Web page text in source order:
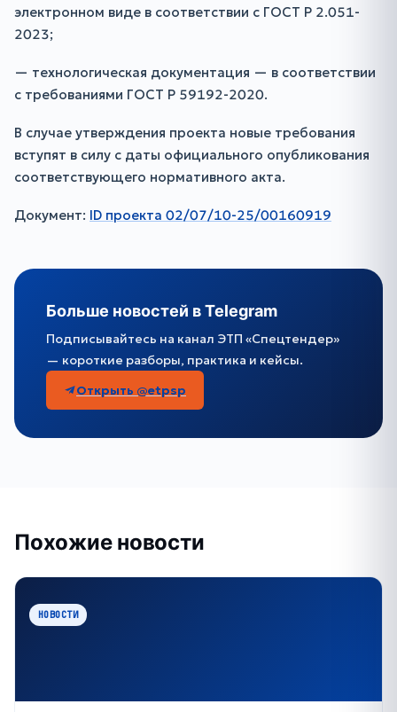
электронном виде в соответствии с ГОСТ Р 2.051-
2023;
— технологическая документация — в соответствии
с требованиями ГОСТ Р 59192-2020.
В случае утверждения проекта новые требования
вступят в силу с даты официального опубликования
соответствующего нормативного акта.
Документ: ID проекта 02/07/10-25/00160919
Больше новостей в Telegram
Подписывайтесь на канал ЭТП «Спецтендер»
— короткие разборы, практика и кейсы.
Открыть @etpsp
Похожие новости
НОВОСТИ